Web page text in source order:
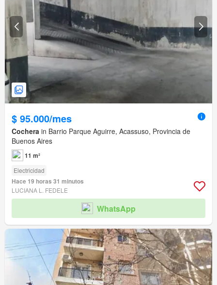
$ 95.000/mes
Cochera in Barrio Parque Aguirre, Acassuso, Provincia de
Buenos Aires
11 m²
Electricidad
Hace 19 horas 31 minutos
LUCIANA L. FEDELE
WhatsApp